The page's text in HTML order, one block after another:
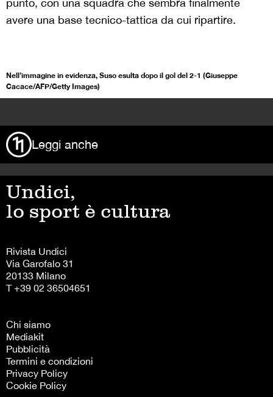
avere una base tecnico-tattica da cui ripartire.
Nell’immagine in evidenza, Suso esulta dopo il gol del 2-1 (Giuseppe
Cacace/AFP/Getty Images)
Leggi anche
Undici,
lo sport è cultura
Rivista Undici
Via Garofalo 31
20133 Milano
T +39 02 36504651
Chi siamo
Mediakit
Pubblicità
Termini e condizioni
Privacy Policy
Cookie Policy